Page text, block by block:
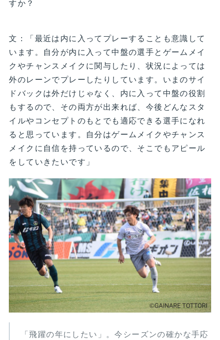
すか？
文：「最近は内に入ってプレーすることも意識して
います。自分が内に入って中盤の選手とゲームメイ
クやチャンスメイクに関与したり、状況によっては
外のレーンでプレーしたりしています。いまのサイ
ドバックは外だけじゃなく、内に入って中盤の役割
もするので、その両方が出来れば、今後どんなスタ
イルやコンセプトのもとでも適応できる選手になれ
ると思っています。自分はゲームメイクやチャンス
メイクに自信を持っているので、そこでもアピール
をしていきたいです」
「飛躍の年にしたい」。今シーズンの確かな手応